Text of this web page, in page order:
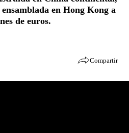
en Hong Kong a
de euros.
Compartir